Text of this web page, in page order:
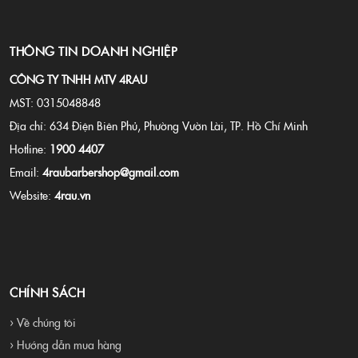
c&aacute; nh&acirc;n.
THÔNG TIN DOANH NGHIỆP
CÔNG TY TNHH MTV 4RAU
MST: 0315048848
Địa chỉ: 634 Điện Biên Phủ, Phường Vườn Lài, TP. Hồ Chí Minh
Hotline: 1900 4407
Email: 4raubarbershop@gmail.com
Website: 4rau.vn
CHÍNH SÁCH
› Về chúng tôi
› Hướng dẫn mua hàng